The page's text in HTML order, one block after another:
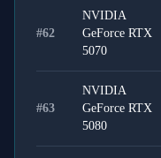
#62
NVIDIA
GeForce RTX
5070
#63
NVIDIA
GeForce RTX
5080